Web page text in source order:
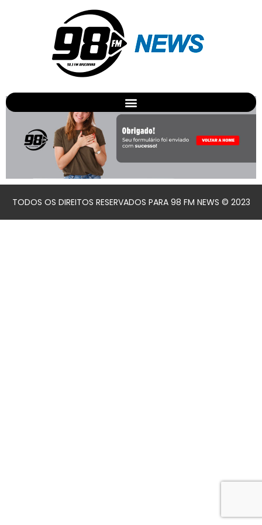
Página de resposta
Promoções
TODOS OS DIREITOS RESERVADOS PARA 98 FM NEWS © 2023